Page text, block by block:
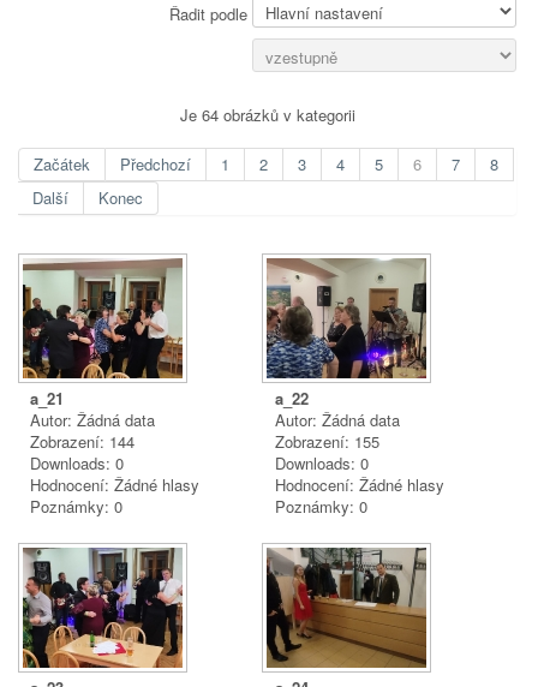
Řadit podle
Je 64 obrázků v kategorii
Začátek Předchozí 1 2 3 4 5 6 7
8
Další
Konec
a_21
Autor: Žádná data
Zobrazení: 144
Downloads: 0
Hodnocení: Žádné hlasy
Poznámky: 0
a_22
Autor: Žádná data
Zobrazení: 155
Downloads: 0
Hodnocení: Žádné hlasy
Poznámky: 0